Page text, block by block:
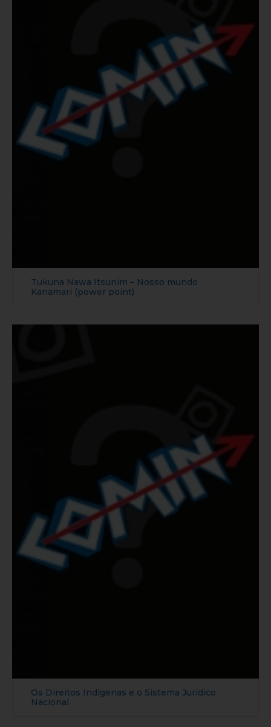
Tukuna Nawa Itsunim – Nosso mundo
Kanamari (power point)
Os Direitos Indígenas e o Sistema Jurídico
Nacional